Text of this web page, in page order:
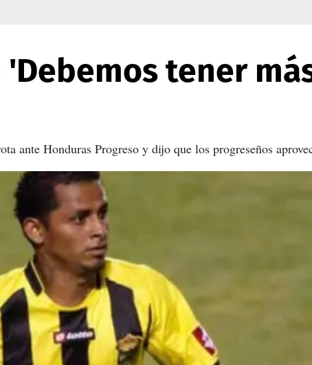
tener
ante Honduras Progreso y dijo que los progreseños